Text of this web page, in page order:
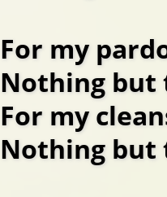
For my
Nothing but
For my
Nothing but